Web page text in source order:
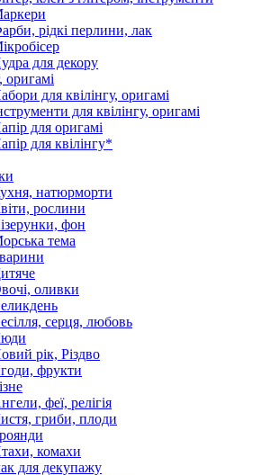
рідкі перлини, лак
для декору
оригамі
для квілінгу, оригамі
для квілінгу, оригамі
для оригамі
для квілінгу*
натюрморти
рослини
фон
тема
оливки
серця, любовь
рік, Різдво
фрукти
феї, релігія
гриби, плоди
комахи
для декупажу